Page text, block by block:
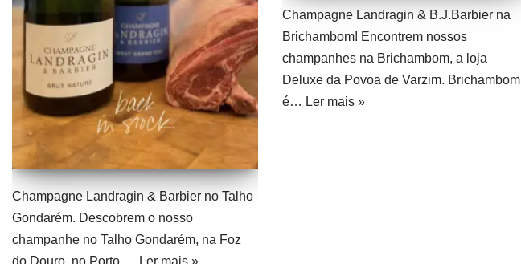
Champagne Landragin & Barbier no Talho
Gondarém. Descobrem o nosso
champanhe no Talho Gondarém, na Foz
do Douro, no Porto.…
Ler mais »
Champagne Landragin & B.J.Barbier na
Brichambom! Encontrem nossos
champanhes na Brichambom, a loja
Deluxe da Povoa de Varzim. Brichambom
é… Ler mais »